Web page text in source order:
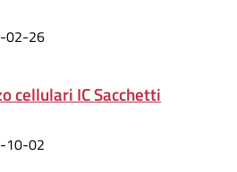
02-26
cellulari IC Sacchetti
10-02